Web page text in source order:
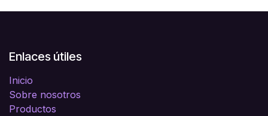
Enlaces útiles
Inicio
Sobre nosotros
Productos